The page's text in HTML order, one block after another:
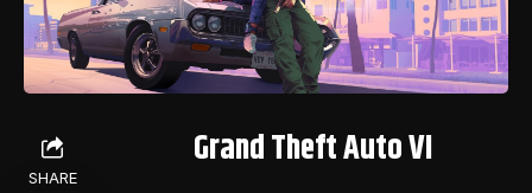
SHARE
Grand Theft Auto VI